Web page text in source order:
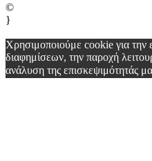
©
}
Χρησιμοποιούμε cookie για την
διαφημίσεων, την παροχή
ανάλυση της επισκεψιμότητάς